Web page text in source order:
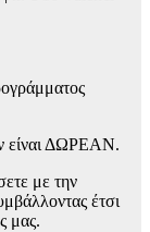
είναι ΔΩΡΕΑΝ.
με την
έτσι
μας.